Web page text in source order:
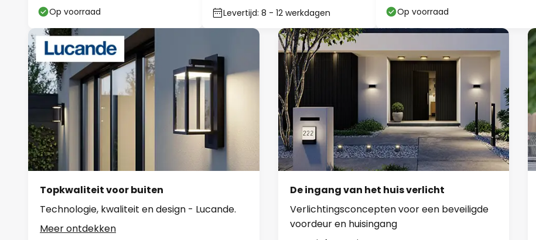
Op voorraad Levertijd: 8 - 12 werkdagen Op voorraad
Topkwaliteit voor buiten
Technologie, kwaliteit en design - Lucande.
Meer ontdekken
De ingang van het huis verlicht
Verlichtingsconcepten voor een beveiligde
voordeur en huisingang